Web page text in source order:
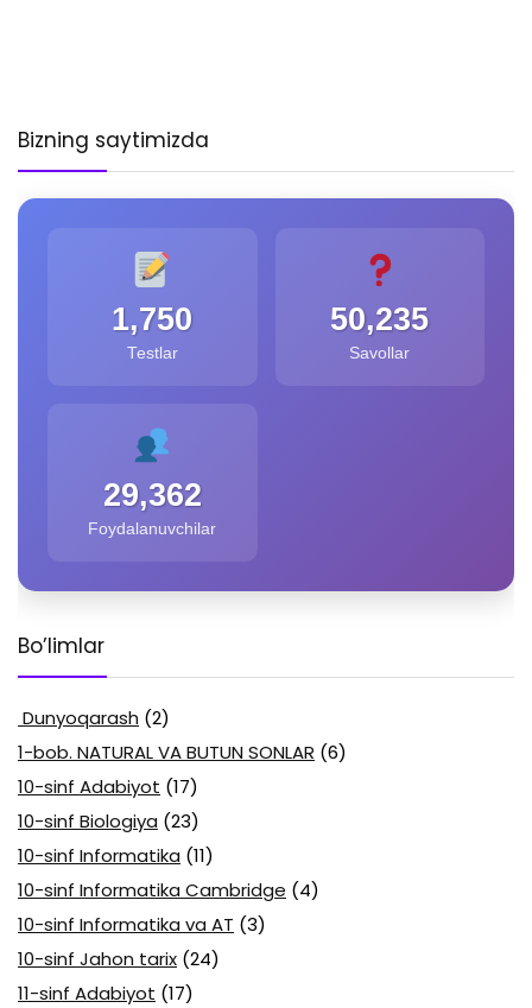
Bizning saytimizda
1,750
Testlar
50,235
Savollar
29,362
Foydalanuvchilar
Bo’limlar
Dunyoqarash (2)
1-bob. NATURAL VA BUTUN SONLAR (6)
10-sinf Adabiyot (17)
10-sinf Biologiya (23)
10-sinf Informatika (11)
10-sinf Informatika Cambridge (4)
10-sinf Informatika va AT (3)
10-sinf Jahon tarix (24)
11-sinf Adabiyot (17)